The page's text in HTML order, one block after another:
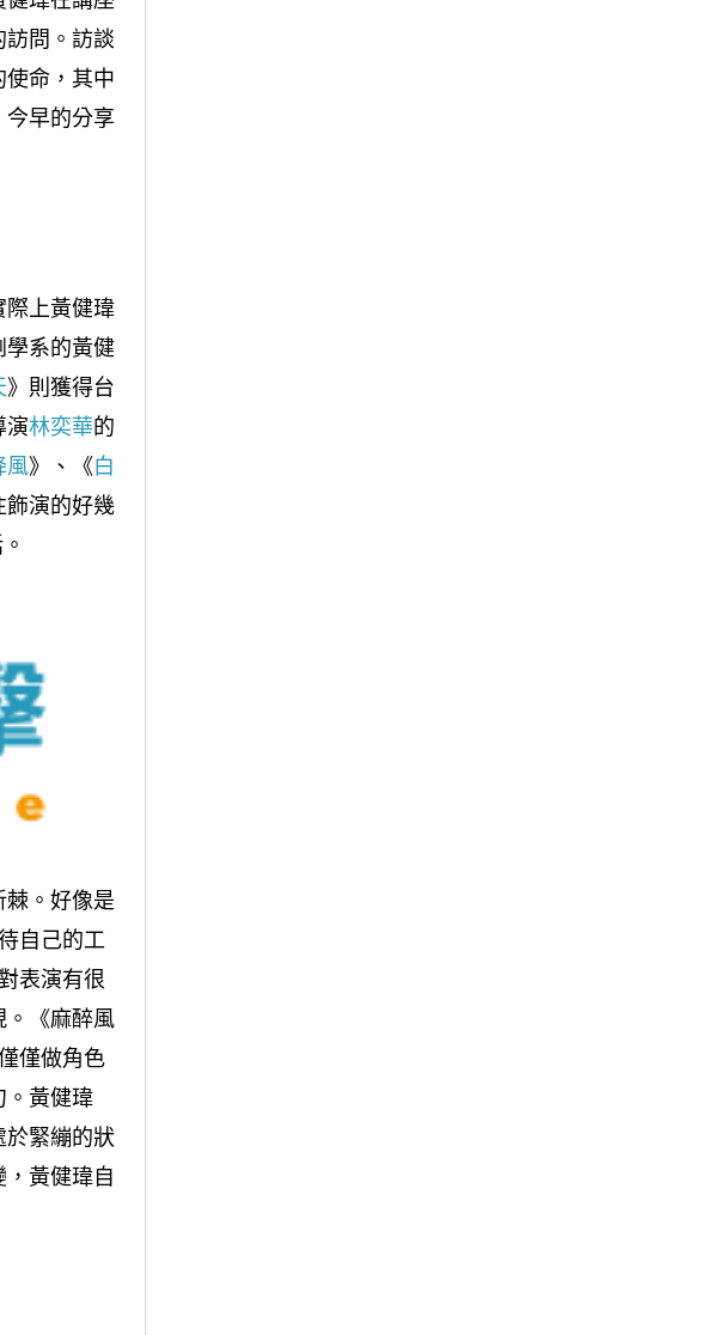
問。訪談
命，其中
今早的分享
際上黃健瑋
學系的黃健
》則獲得台
演林奕華的
風》、《白
飾演的好幾
棘。好像是
自己的工
表演有很
。《麻醉風
僅做角色
。黃健瑋
於緊繃的狀
黃健瑋自